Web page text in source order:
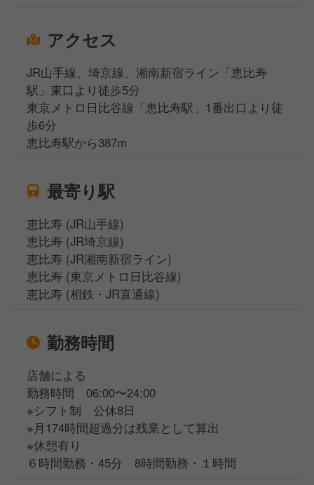
アクセス
JR山手線、埼京線、湘南新宿ライン「恵比寿
駅」東口より徒歩5分
東京メトロ日比谷線「恵比寿駅」1番出口より徒
歩6分
恵比寿駅から387m
最寄り駅
恵比寿 (JR山手線)
恵比寿 (JR埼京線)
恵比寿 (JR湘南新宿ライン)
恵比寿 (東京メトロ日比谷線)
恵比寿 (相鉄・JR直通線)
勤務時間
店舗による
勤務時間 06:00〜24:00
※シフト制 公休8日
※月174時間超過分は残業として算出
※休憩有り
６時間勤務・45分 8時間勤務・１時間